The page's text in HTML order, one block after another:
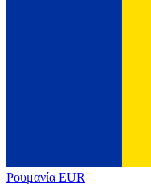
Ρουμανία EUR